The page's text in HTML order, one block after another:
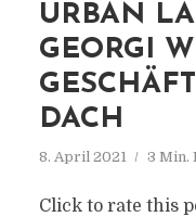
URBAN
GEORGI
DACH
8. April 2021 3 Min.
Click to rate this